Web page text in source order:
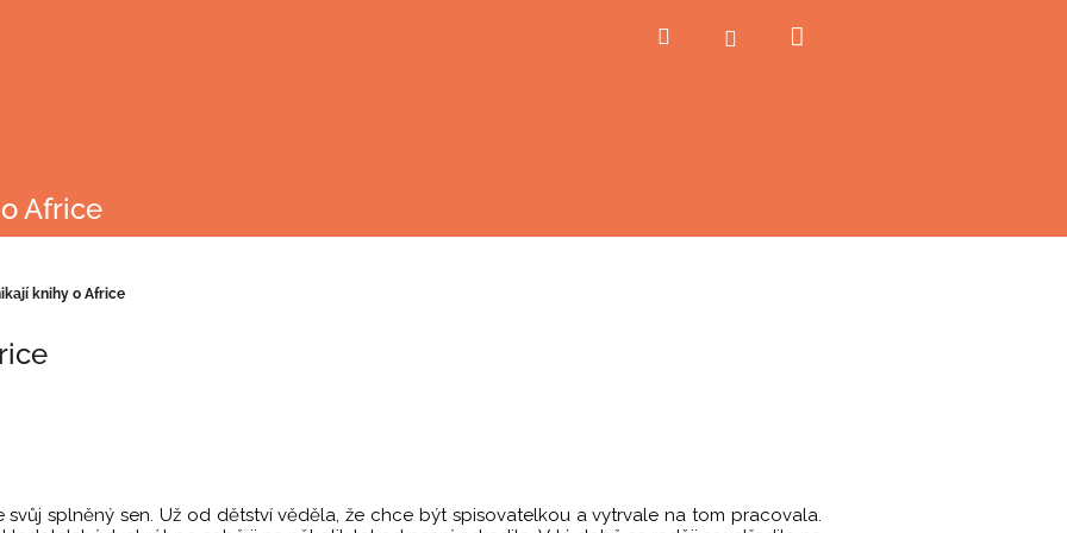
Hledat Přihlášení
Africe
knihy o Africe
svůj splněný sen. Už od dětství věděla, že chce být spisovatelkou a vytrvale na tom pracovala.